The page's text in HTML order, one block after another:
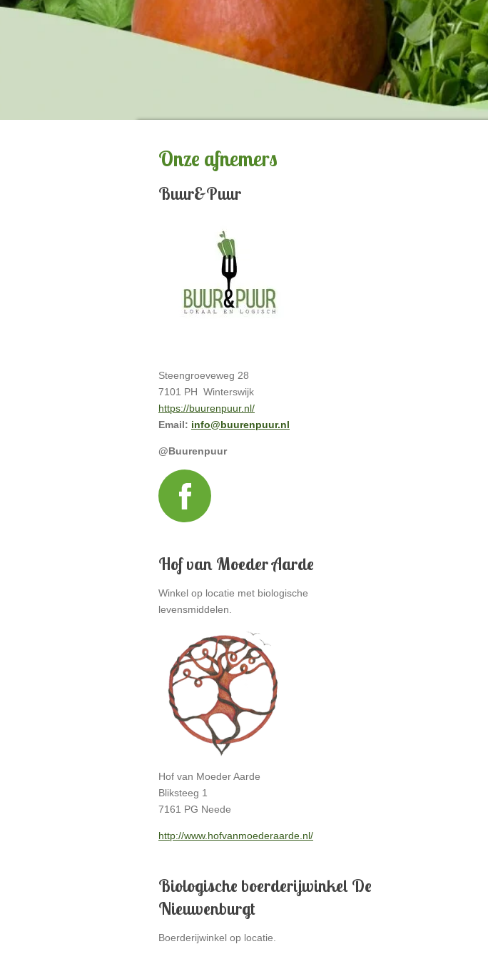
Onze afnemers
Buur&Puur
Steengroeveweg 28
7101 PH Winterswijk
https://buurenpuur.nl/
Email: info@buurenpuur.nl
@Buurenpuur
Hof van Moeder Aarde
Winkel op locatie met biologische
levensmiddelen.
Hof van Moeder Aarde
Bliksteeg 1
7161 PG Neede
http://www.hofvanmoederaarde.nl/
Biologische boerderijwinkel De
Nieuwenburgt
Boerderijwinkel op locatie.